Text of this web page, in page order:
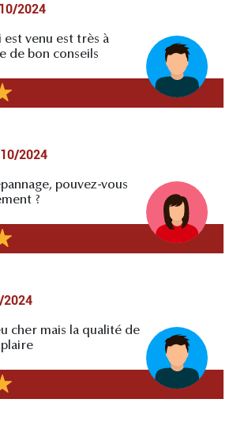
2024
est venu est très à
de bon conseils
2024
pouvez-vous
?
2024
cher mais la qualité de